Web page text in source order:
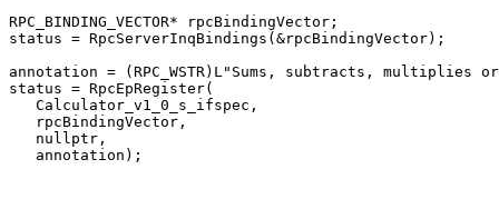
RPC_BINDING_VECTOR* rpcBindingVector;
status = RpcServerInqBindings(&rpcBindingVector);
annotation = (RPC_WSTR)L"Sums, subtracts, multiplies
status = RpcEpRegister(
   Calculator_v1_0_s_ifspec,
   rpcBindingVector,
   nullptr,
   annotation);